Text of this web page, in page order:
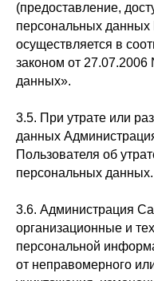
(предоставление,
персональных данных
осуществляется в
законом от
данных».
3.5. При утрате или
данных
Пользователя об
персональных данных.
3.6. Администрация
организационные и
персональной
от неправомерного